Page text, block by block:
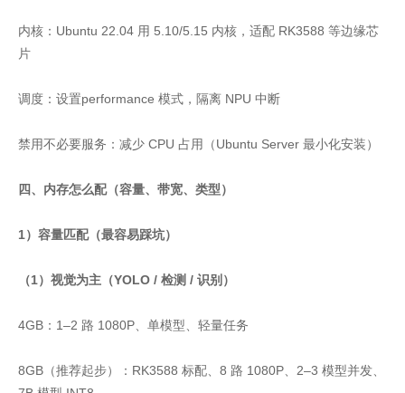
内核：Ubuntu 22.04 用 5.10/5.15 内核，适配 RK3588 等边缘芯
片
调度：设置performance 模式，隔离 NPU 中断
禁用不必要服务：减少 CPU 占用（Ubuntu Server 最小化安装）
四、内存怎么配（容量、带宽、类型）
1）容量匹配（最容易踩坑）
（1）视觉为主（YOLO / 检测 / 识别）
4GB：1–2 路 1080P、单模型、轻量任务
8GB（推荐起步）：RK3588 标配、8 路 1080P、2–3 模型并发、